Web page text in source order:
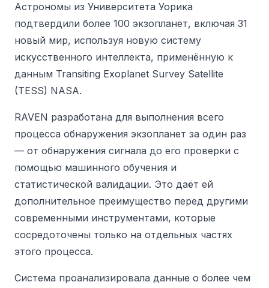
Астрономы из Университета Уорика
подтвердили более 100 экзопланет, включая 31
новый мир, используя новую систему
искусственного интеллекта, применённую к
данным Transiting Exoplanet Survey Satellite
(TESS) NASA.
RAVEN разработана для выполнения всего
процесса обнаружения экзопланет за один раз
— от обнаружения сигнала до его проверки с
помощью машинного обучения и
статистической валидации. Это даёт ей
дополнительное преимущество перед другими
современными инструментами, которые
сосредоточены только на отдельных частях
этого процесса.
Система проанализировала данные о более чем